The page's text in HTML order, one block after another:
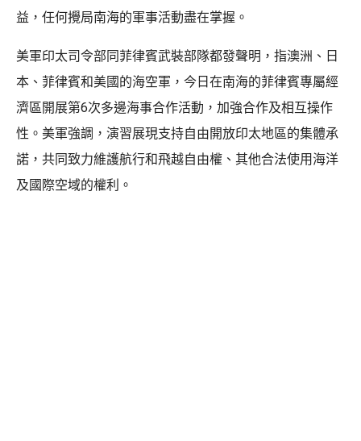
益，任何攪局南海的軍事活動盡在掌握。
美軍印太司令部同菲律賓武裝部隊都發聲明，指澳洲、日
本、菲律賓和美國的海空軍，今日在南海的菲律賓專屬經
濟區開展第6次多邊海事合作活動，加強合作及相互操作
性。美軍強調，演習展現支持自由開放印太地區的集體承
諾，共同致力維護航行和飛越自由權、其他合法使用海洋
及國際空域的權利。